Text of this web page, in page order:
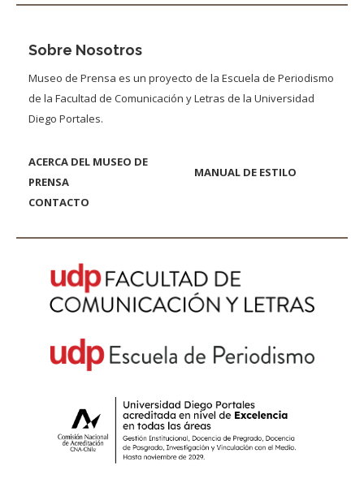
Sobre Nosotros
Museo de Prensa es un proyecto de la Escuela de Periodismo
de la Facultad de Comunicación y Letras de la Universidad
Diego Portales.
ACERCA DEL MUSEO DE
PRENSA
MANUAL DE ESTILO
CONTACTO